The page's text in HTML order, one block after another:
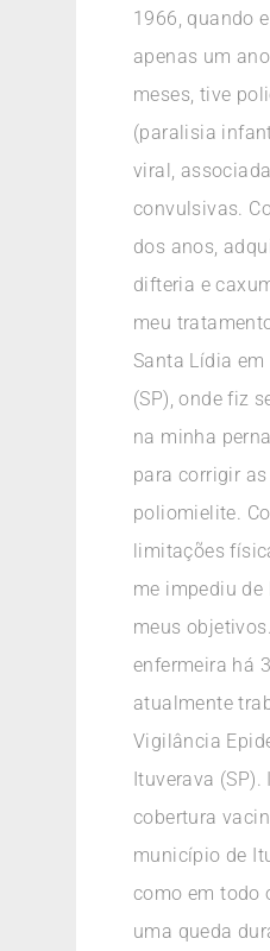
1966, quando
apenas um
meses, tive
(paralisia
viral,
convulsivas.
dos anos,
difteria e
meu
Santa Lídia
(SP), onde fiz
na minha
para corrigir
poliomielite.
limitações
me impediu de
meus
enfermeira há
atualmente
Vigilância
Ituverava
cobertura
município de
como em todo
uma queda